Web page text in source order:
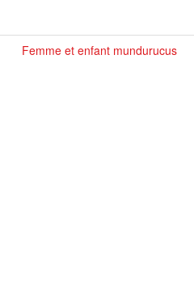
Femme et enfant mundurucus